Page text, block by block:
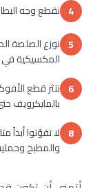
4 نقطع وجه
5 نوزع الصلصة
المكسيكية
6 ننثر قطع
بالمايكرويف
8 لا تفوّتوا
والمطبخ